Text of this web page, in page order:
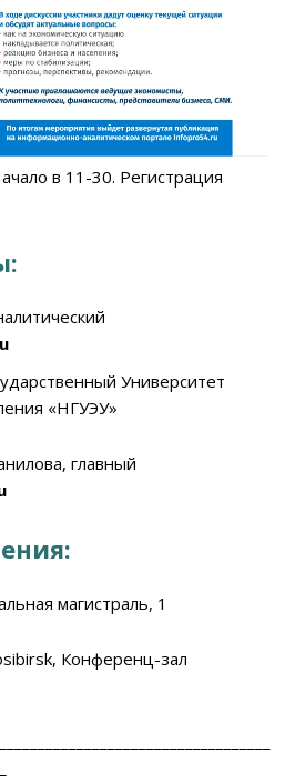
в 11-30. Регистрация
Университет
«НГУЭУ»
главный
магистраль, 1
Конференц-зал